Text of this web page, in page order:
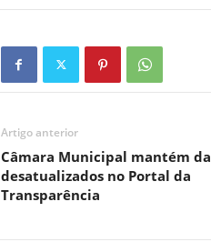
Artigo anterior
Câmara Municipal mantém
desatualizados no Portal da
Transparência